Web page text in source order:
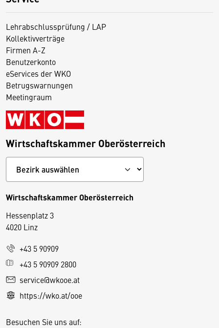
Lehrabschlussprüfung / LAP
Kollektivverträge
Firmen A-Z
Benutzerkonto
eServices der WKO
Betrugswarnungen
Meetingraum
Wirtschaftskammer Oberösterreich
Wirtschaftskammer Oberösterreich
Hessenplatz 3
4020 Linz
+43 5 90909
+43 5 90909 2800
service@wkooe.at
https://wko.at/ooe
Besuchen Sie uns auf:
D
e
s
S